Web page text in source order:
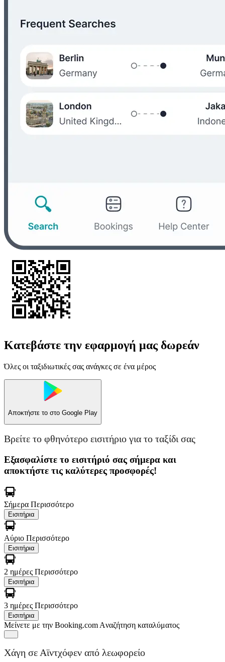
Κατεβάστε την εφαρμογή μας δωρεάν
Όλες οι ταξιδιωτικές σας ανάγκες σε ένα μέρος
Αποκτήστε το στο Google Play
Βρείτε το φθηνότερο εισιτήριο για το ταξίδι σας
Εξασφαλίστε το εισιτήριό σας σήμερα και
αποκτήστε τις καλύτερες προσφορές!
Σήμερα Περισσότερο
Εισιτήρια
Αύριο Περισσότερο
Εισιτήρια
2 ημέρες Περισσότερο
Εισιτήρια
3 ημέρες Περισσότερο
Εισιτήρια
Μείνετε με την Booking.com Aναζήτηση καταλύματος
Χάγη σε Αϊντχόφεν από λεωφορείο